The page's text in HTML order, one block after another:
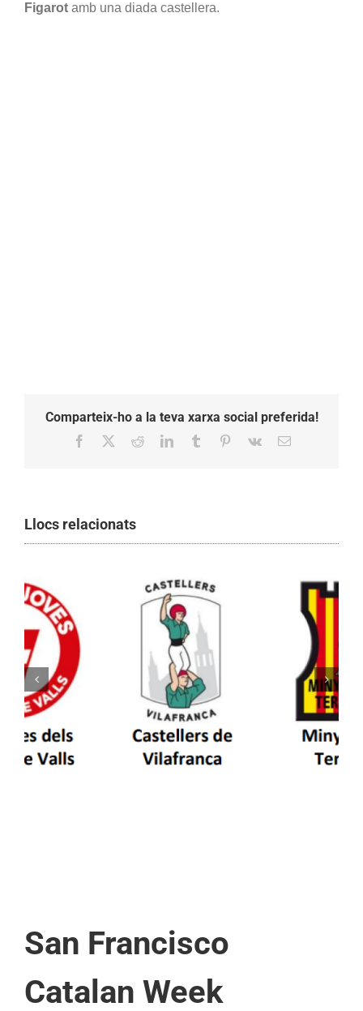
Figarot amb una diada castellera.
Comparteix-ho a la teva xarxa social preferida!
Facebook RedditLinkedInTumblr Pinterest
Vk Email:
Llocs relacionats
Els Castellers de Vilafranca unieixen tradició i
patrimoni en un viatge de colla a la Vall
d’Aran i a la Vall de Boí
San Francisco
Catalan Week